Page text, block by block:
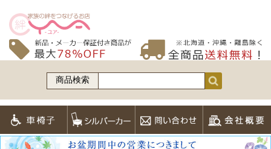
商品検索